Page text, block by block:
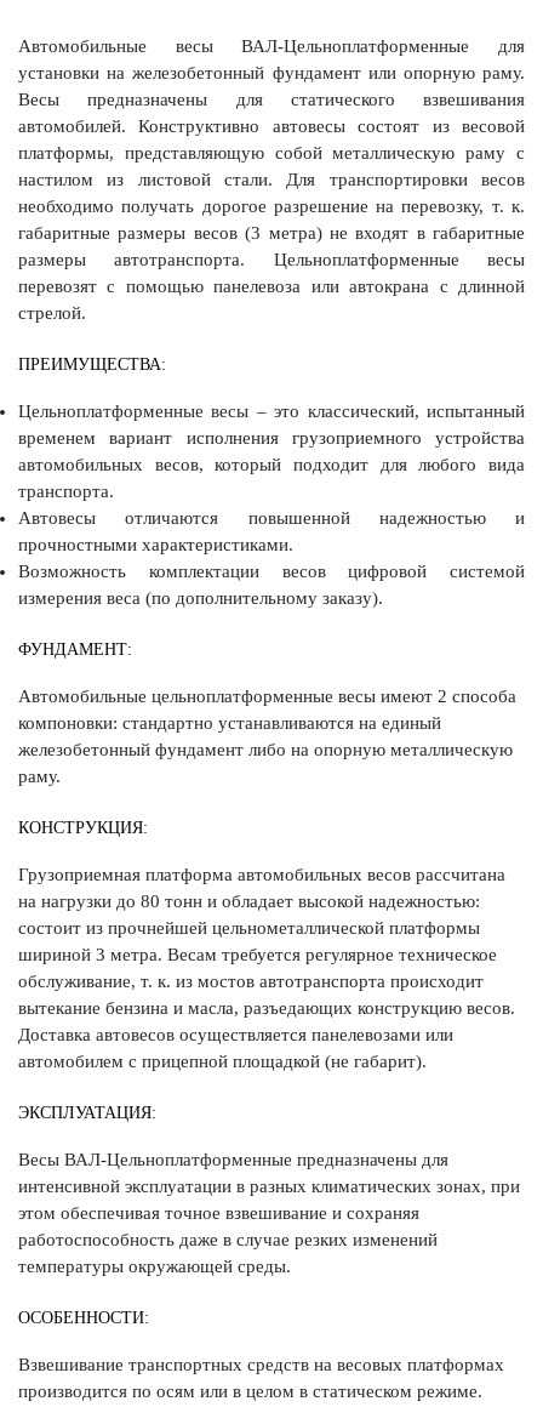
Автомобильные весы ВАЛ-Цельноплатформенные для
установки на железобетонный фундамент или опорную раму.
Весы предназначены для статического взвешивания
автомобилей. Конструктивно автовесы состоят из весовой
платформы, представляющую собой металлическую раму с
настилом из листовой стали. Для транспортировки весов
необходимо получать дорогое разрешение на перевозку, т. к.
габаритные размеры весов (3 метра) не входят в габаритные
размеры автотранспорта. Цельноплатформенные весы
перевозят с помощью панелевоза или автокрана с длинной
стрелой.
ПРЕИМУЩЕСТВА:
Цельноплатформенные весы – это классический, испытанный
временем вариант исполнения грузоприемного устройства
автомобильных весов, который подходит для любого вида
транспорта.
Автовесы отличаются повышенной надежностью и
прочностными характеристиками.
Возможность комплектации весов цифровой системой
измерения веса (по дополнительному заказу).
ФУНДАМЕНТ:
Автомобильные цельноплатформенные весы имеют 2 способа
компоновки: стандартно устанавливаются на единый
железобетонный фундамент либо на опорную металлическую
раму.
КОНСТРУКЦИЯ:
Грузоприемная платформа автомобильных весов рассчитана
на нагрузки до 80 тонн и обладает высокой надежностью:
состоит из прочнейшей цельнометаллической платформы
шириной 3 метра. Весам требуется регулярное техническое
обслуживание, т. к. из мостов автотранспорта происходит
вытекание бензина и масла, разъедающих конструкцию весов.
Доставка автовесов осуществляется панелевозами или
автомобилем с прицепной площадкой (не габарит).
ЭКСПЛУАТАЦИЯ:
Весы ВАЛ-Цельноплатформенные предназначены для
интенсивной эксплуатации в разных климатических зонах, при
этом обеспечивая точное взвешивание и сохраняя
работоспособность даже в случае резких изменений
температуры окружающей среды.
ОСОБЕННОСТИ:
Взвешивание транспортных средств на весовых платформах
производится по осям или в целом в статическом режиме.